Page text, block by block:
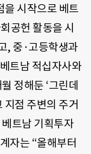
을 시작으로 베트
공헌 활동을 시
, 중·고등학생과
트남 적십자사와
정해둔 ‘그린데
지점 주변의 주거
트남 기획투자
자는 “올해부터